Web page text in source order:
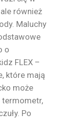
również
Maluchy
o
FLEX –
które mają
może
termometr,
Po